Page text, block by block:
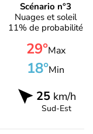
Scénario n°3
Nuages et soleil
11% de probabilité
29°Max
18°Min
25 km/h
Sud-Est